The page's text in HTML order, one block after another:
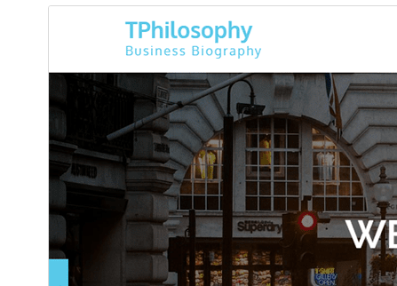
آخرین به‌روزرسانی
4 ژوئن 2026
نصب‌های فعال
30+
نگارش وردپرس
نگارش PHP
صفحه اصلی پوسته